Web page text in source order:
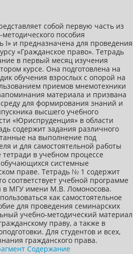
собой первую часть из
пособия
I» и предназначена для проведения
«Гражданское право». Тетрадь
в первый месяц изучения
курсе. Она подготовлена на
обучения взрослых с опорой на
приемов мнемотехники
материала и призвана
для формирования знаний и
высшего учебного
«Юриспруденция» в области
содержит задания различного
на выполнение под
и для самостоятельной работы
в учебном процессе
системные
праве. Тетрадь № 1 содержит
соответствует учебной программе
в МГУ имени М.В. Ломоносова.
как самостоятельное
для проведения семинарских
учебно-методический материал
праву, а также в
Для студентов и всех,
гражданского права.
Содержание